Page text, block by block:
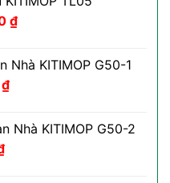
₫. là:
159.000 ₫.
₫.
₫Giá
là:
Nhà KITIMOP G50-1
₫Giá
là:
Nhà KITIMOP G50-2
Giá